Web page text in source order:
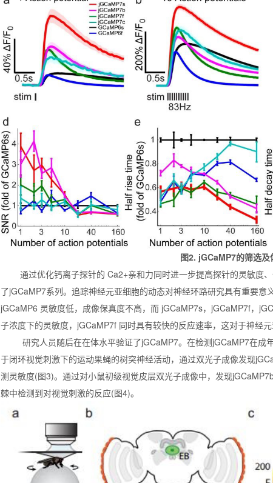
图2. jGCaMP7的筛选及体外特
通过优化钙离子探针的 Ca2+亲和力同时进一步提高探针的灵敏度
了jGCaMP7系列。追踪神经元亚细胞的动态对神经环路研究具有重要意
jGCaMP6 灵敏度低，成像保真度不高，而 jGCaMP7s，jGCaMP7f，
子浓度下的灵敏度，jGCaMP7f 同时具有较快的反应速率，这对于神经
研究人员随后在在体水平验证了jGCaMP7。在检测jGCaMP7在成
于闭环视觉刺激下的运动果蝇的树突神经活动，通过双光子成像发现
测灵敏度(图3)。通过对小鼠初级视觉皮层双光子成像中，发现
棘中检测到对视觉刺激的反应(图4)。